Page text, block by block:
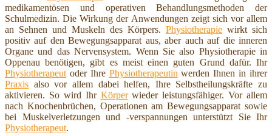
medikamentösen und operativen Behandlungsmethoden der
Schulmedizin. Die Wirkung der Anwendungen zeigt sich vor allem
an Sehnen und Muskeln des Körpers. Physiotherapie wirkt sich
positiv auf den Bewegungsapparat aus, aber auch auf die inneren
Organe und das Nervensystem. Wenn Sie also Physiotherapie in
Oppenau benötigen, gibt es meist einen guten Grund dafür. Ihr
Physiotherapeut oder Ihre Physiotherapeutin werden Ihnen in ihrer
Praxis also vor allem dabei helfen, Ihre Selbstheilungskräfte zu
aktivieren. So wird Ihr Körperwieder leistungsfähiger. Vor allem
nach Knochenbrüchen, Operationen am Bewegungsapparat sowie
bei Muskelverletzungen und -verspannungen unterstützt Sie Ihr
Physiotherapeut.